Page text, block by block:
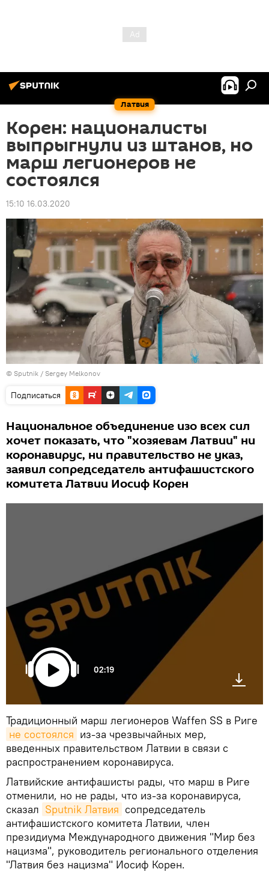
Латвия
Корен: националисты
выпрыгнули из штанов, но
марш легионеров не
состоялся
15:10 16.03.2020
© Sputnik / Sergey Melkonov
Подписаться
Национальное объединение изо всех сил
хочет показать, что "хозяевам Латвии" ни
коронавирус, ни правительство не указ,
заявил сопредседатель антифашистского
комитета Латвии Иосиф Корен
02:19
Традиционный марш легионеров Waffen SS в Риге
не состоялся из-за чрезвычайных мер,
введенных правительством Латвии в связи с
распространением коронавируса.
Латвийские антифашисты рады, что марш в Риге
отменили, но не рады, что из-за коронавируса,
сказал Sputnik Латвия сопредседатель
антифашистского комитета Латвии, член
президиума Международного движения "Мир без
нацизма", руководитель регионального отделения
"Латвия без нацизма" Иосиф Корен.